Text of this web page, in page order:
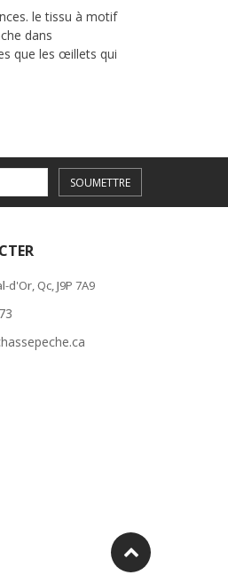
le tissu à motif
dans
que les œillets qui
SOUMETTRE
d'Or, Qc, J9P 7A9